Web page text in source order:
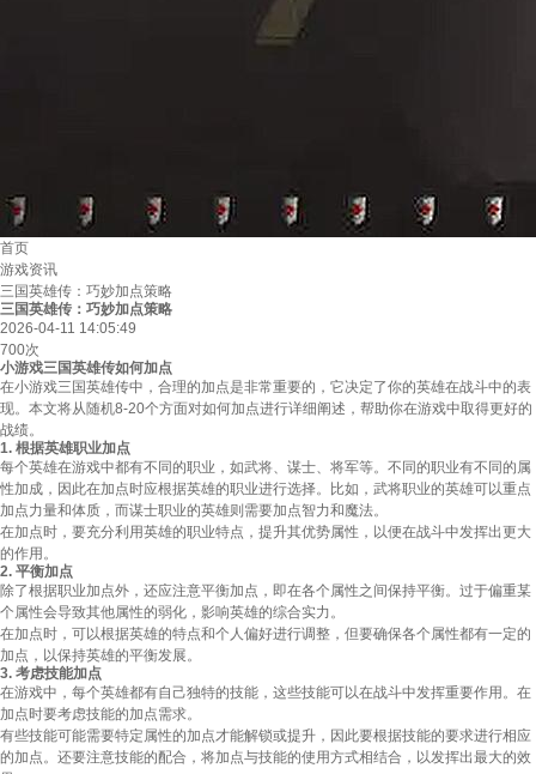
首页
游戏资讯
三国英雄传：巧妙加点策略
三国英雄传：巧妙加点策略
2026-04-11 14:05:49
700次
小游戏三国英雄传如何加点
在小游戏三国英雄传中，合理的加点是非常重要的，它决定了你的英雄在战斗中的表
现。本文将从随机8-20个方面对如何加点进行详细阐述，帮助你在游戏中取得更好的
战绩。
1. 根据英雄职业加点
每个英雄在游戏中都有不同的职业，如武将、谋士、将军等。不同的职业有不同的属
性加成，因此在加点时应根据英雄的职业进行选择。比如，武将职业的英雄可以重点
加点力量和体质，而谋士职业的英雄则需要加点智力和魔法。
在加点时，要充分利用英雄的职业特点，提升其优势属性，以便在战斗中发挥出更大
的作用。
2. 平衡加点
除了根据职业加点外，还应注意平衡加点，即在各个属性之间保持平衡。过于偏重某
个属性会导致其他属性的弱化，影响英雄的综合实力。
在加点时，可以根据英雄的特点和个人偏好进行调整，但要确保各个属性都有一定的
加点，以保持英雄的平衡发展。
3. 考虑技能加点
在游戏中，每个英雄都有自己独特的技能，这些技能可以在战斗中发挥重要作用。在
加点时要考虑技能的加点需求。
有些技能可能需要特定属性的加点才能解锁或提升，因此要根据技能的要求进行相应
的加点。还要注意技能的配合，将加点与技能的使用方式相结合，以发挥出最大的效